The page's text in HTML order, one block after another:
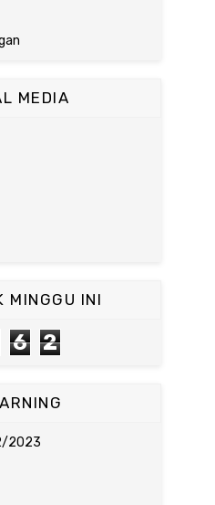
MEDIA
MINGGU INI
6 2
2023